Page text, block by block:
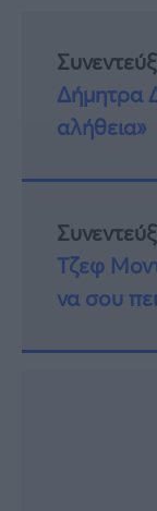
Δήμητρα
αλήθεια»
Τζεφ
να σου